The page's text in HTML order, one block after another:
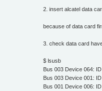
2. insert alcatel data
because of data card
3. check data card
$ lsusb
Bus 003 Device 064:
Bus 003 Device 001:
Bus 001 Device 006: